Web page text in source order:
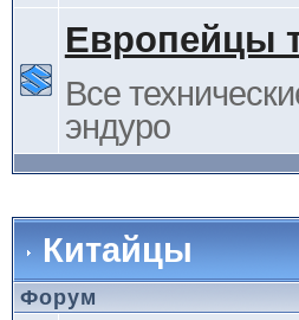
Европейцы
Все
эндуро
Китайцы
Форум